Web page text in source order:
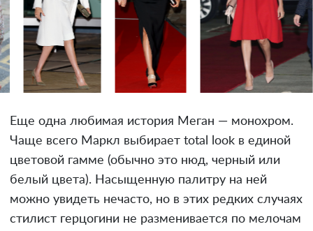
Еще одна любимая история Меган — монохром.
Чаще всего Маркл выбирает total look в единой
цветовой гамме (обычно это нюд, черный или
белый цвета). Насыщенную палитру на ней
можно увидеть нечасто, но в этих редких случаях
стилист герцогини не разменивается по мелочам